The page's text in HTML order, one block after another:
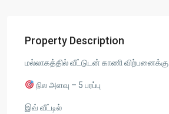
Property Description
மல்லாகத்தில் வீட்டுடன் காணி விற்பனைக்கு.
நில அளவு – 5 பரப்பு
இவ் வீட்டில்